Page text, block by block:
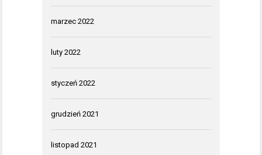
marzec 2022
luty 2022
styczeń 2022
grudzień 2021
listopad 2021